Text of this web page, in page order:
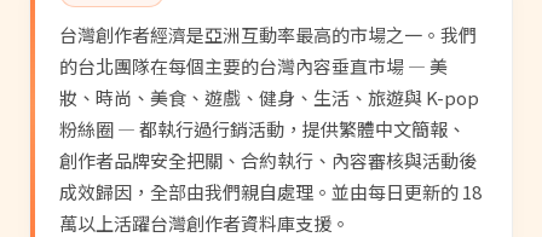
台灣創作者經濟是亞洲互動率最高的市場之一。我們
的台北團隊在每個主要的台灣內容垂直市場 — 美
妝、時尚、美食、遊戲、健身、生活、旅遊與 K-pop
粉絲圈 — 都執行過行銷活動，提供繁體中文簡報、
創作者品牌安全把關、合約執行、內容審核與活動後
成效歸因，全部由我們親自處理。並由每日更新的 18
萬以上活躍台灣創作者資料庫支援。